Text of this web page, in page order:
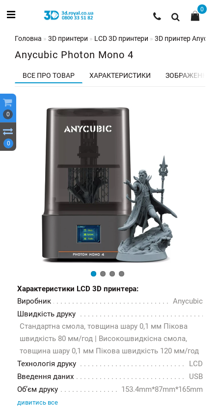
0
0
0
Головна 3D принтери LCD 3D принтери 3D принтер
Anycubic Photon Mono 4
ВСЕ ПРО ТОВАР ХАРАКТЕРИСТИКИ ЗОБРАЖЕННЯ
Характеристики LCD 3D принтера:
Виробник
Anycubic
Швидкість друку
Стандартна смола, товщина шару 0,1 мм Пікова
швидкість 80 мм/год | Високошвидкісна смола,
товщина шару 0,1 мм Пікова швидкість 120 мм/год
Технологія друку
LCD
Введення даних
USB
Об’єм друку
153.4mm*87mm*165mm
дивитись все